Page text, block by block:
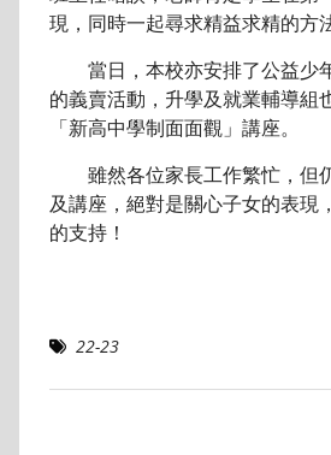
現，同時一起尋求精益求精的方法
當日，本校亦安排了公益少
的義賣活動，升學及就業輔導組
「新高中學制面面觀」講座。
雖然各位家長工作繁忙，但
及講座，絕對是關心子女的表現
的支持！
22-23